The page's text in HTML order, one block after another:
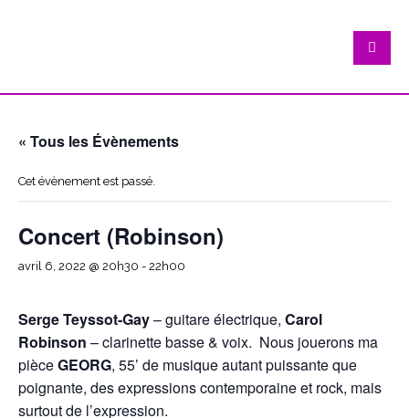
« Tous les Évènements
Cet évènement est passé.
Concert (Robinson)
avril 6, 2022 @ 20h30 - 22h00
Serge Teyssot-Gay– guitare électrique, Carol
Robinson – clarinette basse & voix. Nous jouerons ma
pièceGEORG, 55’ de musique autant puissante que
poignante, des expressions contemporaine et rock, mais
surtout de l’expression.